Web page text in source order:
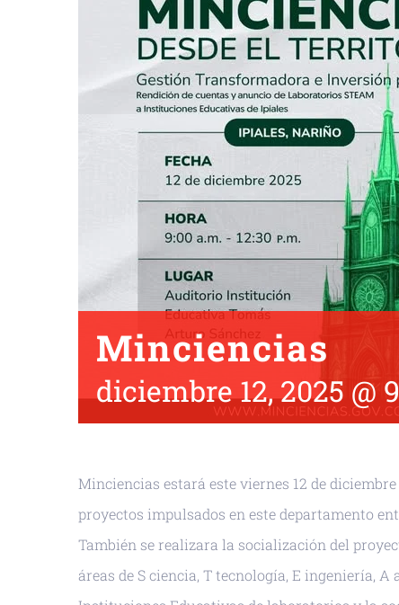
Minciencias
diciembre 12, 2025 @
Minciencias estará este viernes 12 de
proyectos impulsados en este departamento
También se realizara la socialización del
áreas de S ciencia, T tecnología, E ingeniería,